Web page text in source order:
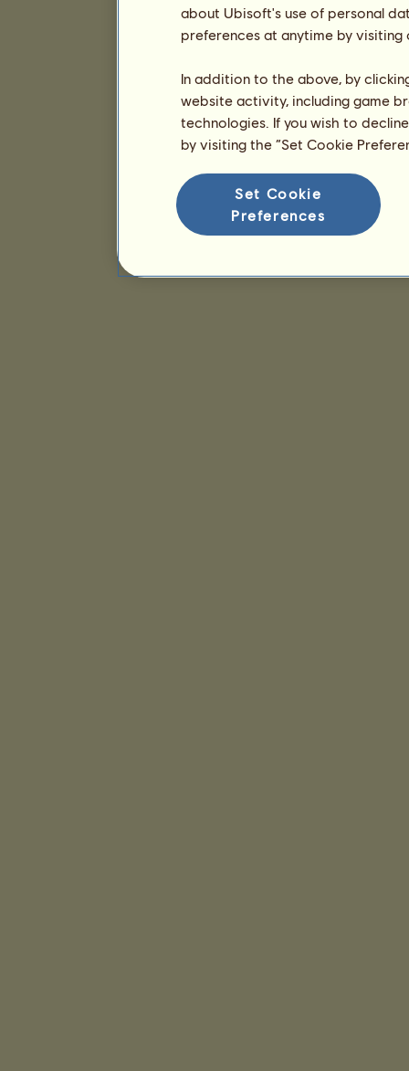
about Ubisoft's use of personal
preferences at anytime by
In addition to the above, by
website activity, including game
technologies. If you wish to
by visiting the “Set Cookie
Set Cookie
Preferences